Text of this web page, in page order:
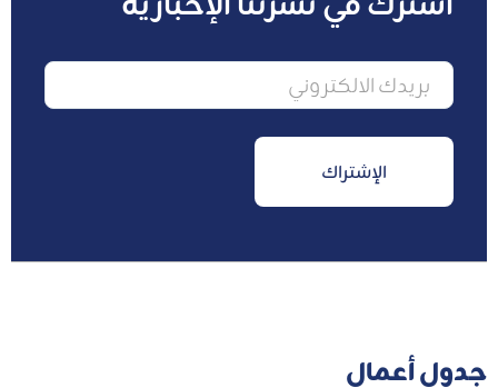
جدول أعمال